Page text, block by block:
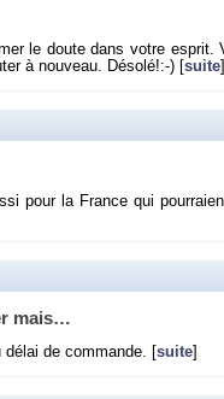
le doute dans votre es­prit.
à nou­veau. Dé­solé!:-) [ suite
pour la France qui
mais…
délai de com­mande. [suite]